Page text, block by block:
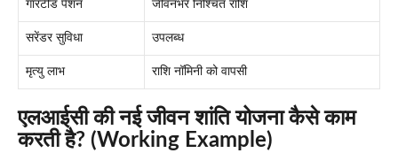
गारंटीड पेंशन जीवनभर निश्चित राशि
सरेंडर सुविधा उपलब्ध
मृत्यु लाभ राशि नॉमिनी को वापसी
एलआईसी की नई जीवन शांति योजना कैसे काम
करती है? (Working Example)